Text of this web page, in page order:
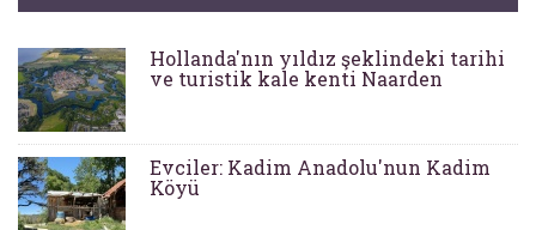
Hollanda'nın yıldız şeklindeki tarihi
ve turistik kale kenti Naarden
Evciler: Kadim Anadolu'nun Kadim
Köyü